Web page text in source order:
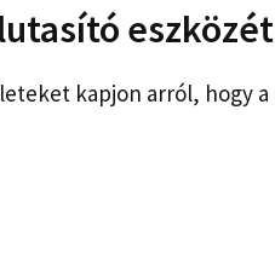
eszközét
kapjon arról, hogy a